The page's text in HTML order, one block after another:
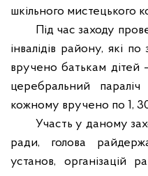
шкільного мистецького
Під час заходу
інвалідів району, які
вручено батькам дітей
церебральний
кожному вручено по 1,
Участь у даному
ради, голова
установ, організацій